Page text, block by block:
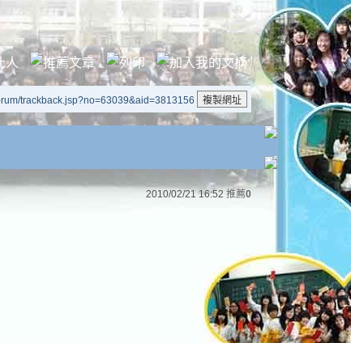
trackback.jsp?no=63039&aid=3813156
2010/02/21 16:52 推薦0